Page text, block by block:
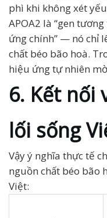
phì khi không xét
APOA2 là “gen
ứng chính” — nó chỉ
chất béo bão hoà.
hiệu ứng tự nhiên
6. Kết nối
lối sống
Vậy ý nghĩa thực tế
nguồn chất béo bão
Việt: